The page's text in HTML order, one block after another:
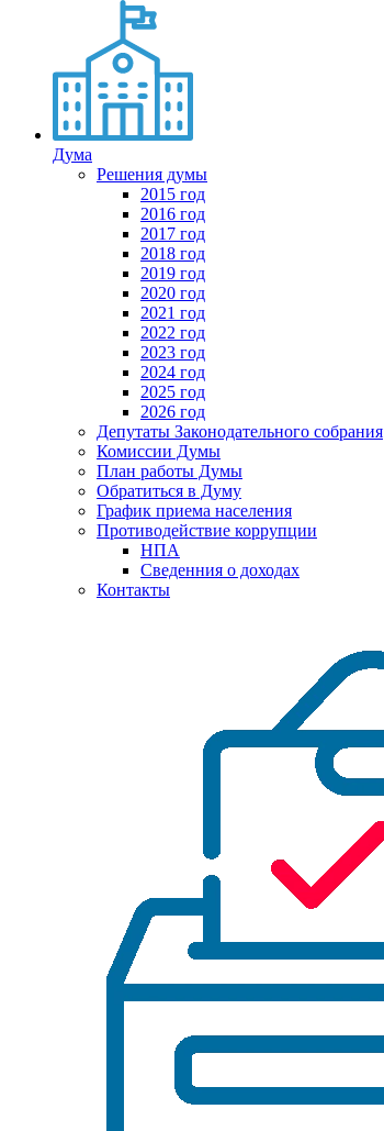
Дума
Решения думы
2015 год
2016 год
2017 год
2018 год
2019 год
2020 год
2021 год
2022 год
2023 год
2024 год
2025 год
2026 год
Депутаты Законодательного собрания
Комиссии Думы
План работы Думы
Обратиться в Думу
График приема населения
Противодействие коррупции
НПА
Сведенния о доходах
Контакты